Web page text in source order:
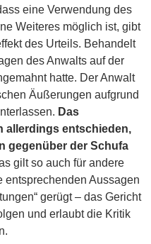
eine Verwendung des
Weiteres möglich ist, gibt
des Urteils. Behandelt
des Anwalts auf der
hatte. Der Anwalt
Äußerungen aufgrund
Das
allerdings entschieden,
gegenüber der Schufa
gilt so auch für andere
entsprechenden Aussagen
gerügt – das Gericht
und erlaubt die Kritik